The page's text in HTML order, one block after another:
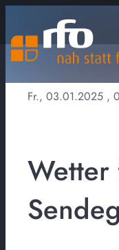
Fr., 03.01.2025 ,
Wetter